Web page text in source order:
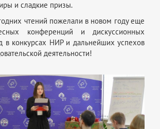
и сладкие призы.
чтений пожелали в новом году еще
конференций и дискуссионных
в конкурсах НИР и дальнейших успехов
деятельности!